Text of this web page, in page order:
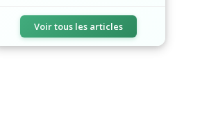
Voir tous les articles